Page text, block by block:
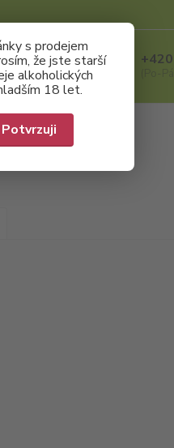
s prodejem
že jste starší
alkoholických
18 let.
Potvrzuji
Hledat